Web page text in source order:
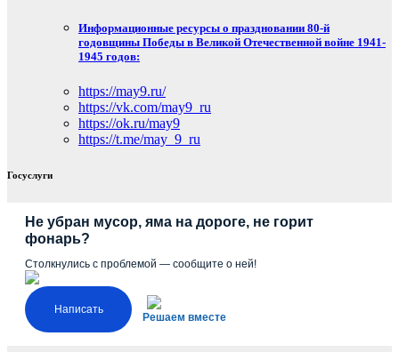
Информационные ресурсы о праздновании 80-й
годовщины Победы в Великой Отечественной войне 1941-
1945 годов:
https://may9.ru/
https://vk.com/may9_ru
https://ok.ru/may9
https://t.me/may_9_ru
Госуслуги
Не убран мусор, яма на дороге, не горит
фонарь?
Столкнулись с проблемой — сообщите о ней!
Написать
Решаем вместе